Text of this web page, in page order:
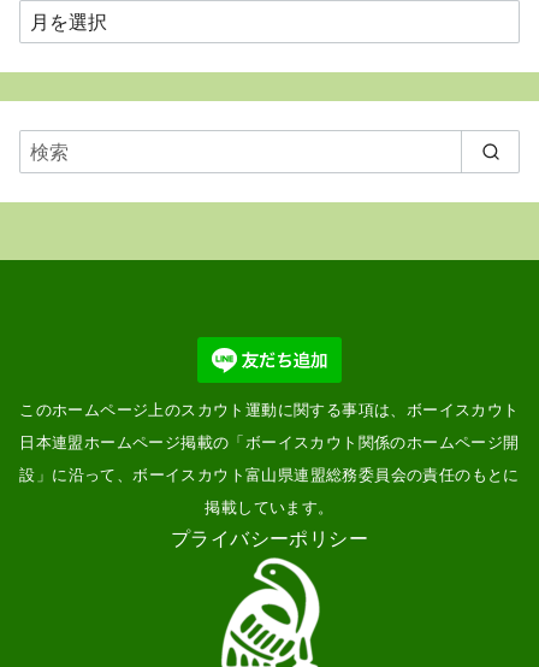
月
ご
と
表
示
このホームページ上のスカウト運動に関する事項は、ボーイスカウト
日本連盟ホームページ掲載の「ボーイスカウト関係のホームページ開
設 」に沿って、ボーイスカウト富山県連盟総務委員会の責任のもとに
掲載しています。
プライバシーポリシー